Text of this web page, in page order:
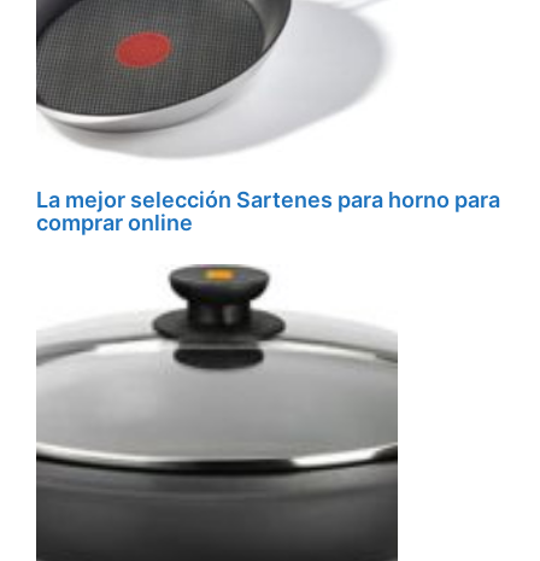
La mejor selección Sartenes para horno para
comprar online